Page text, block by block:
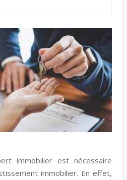
immobilier est nécessaire
immobilier. En effet,